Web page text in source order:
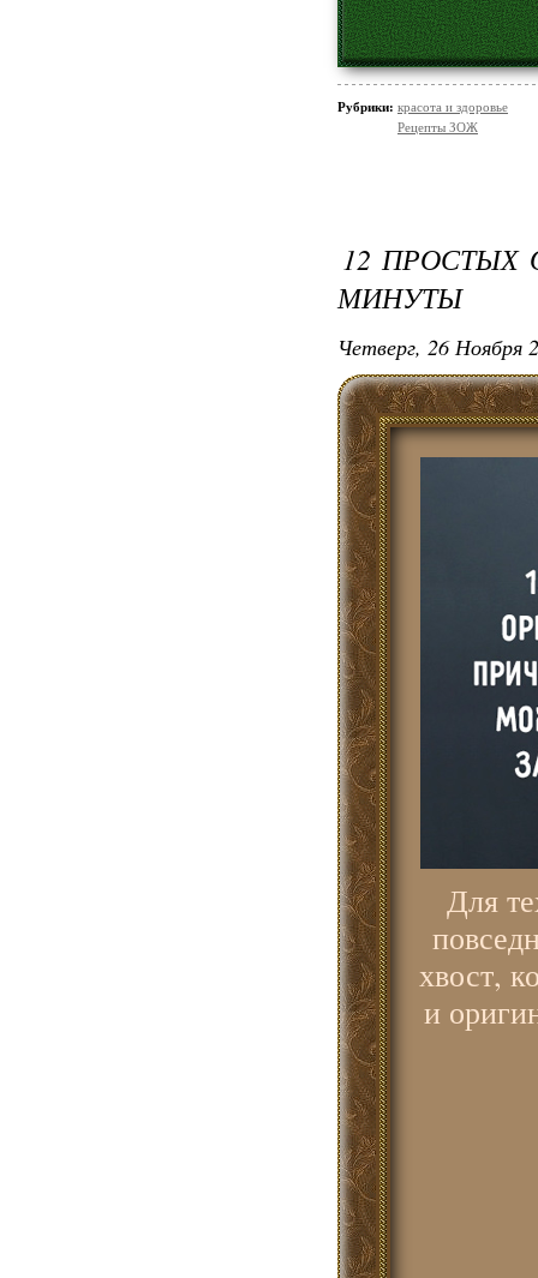
Рубрики: красота и здоровье
Рецепты ЗОЖ
12 ПРОСТЫХ
МИНУТЫ
Четверг, 26 Ноября
Для
хвост,
и